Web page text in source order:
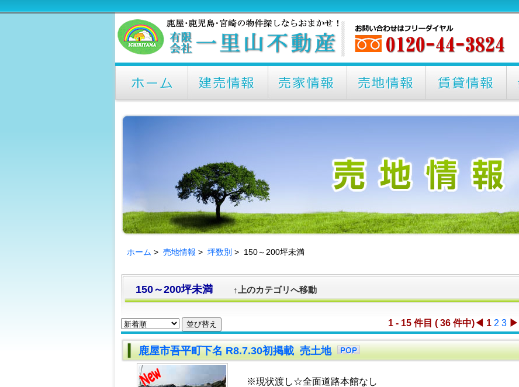
ホーム > 売地情報 > 坪数別 > 150～200坪未満
150～200坪未満 ↑上のカテゴリへ移動
1 - 15 件目 ( 36 件中)◀ 1 2 3 ▶
鹿屋市吾平町下名 R8.7.30初掲載 売土地
※現状渡し☆全面道路本館なし